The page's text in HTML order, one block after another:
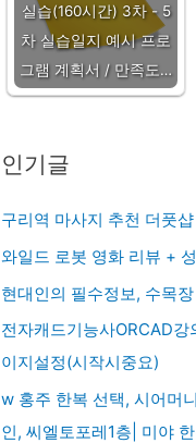
실습(160시간) 3차 - 5
차 실습일지 예시 프로
그램 계획서 / 만족도…
인기글
구리역 마사지 추천 더풋
와일드 로봇 영화 리뷰 +
현대인의 필수정보, 수목장
전자캐드기능사ORCAD강
이지설정(시작시중요)
w 홍주 한복 선택, 시어머
인, 씨엘토포레1층| 미야